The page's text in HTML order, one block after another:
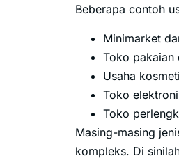
Beberapa contoh
Minimarket
Toko pakaian
Usaha
Toko
Toko
Masing-masing
kompleks. Di